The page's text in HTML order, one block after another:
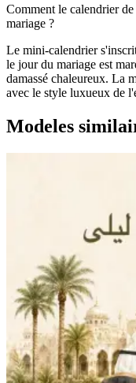
Comment le calendrier
mariage ?
Le mini-calendrier
le jour du mariage est
damassé chaleureux. La
avec le style luxueux de
Modeles